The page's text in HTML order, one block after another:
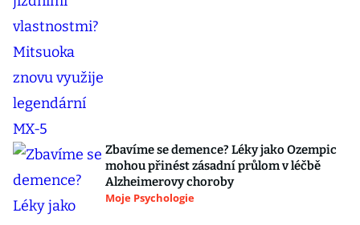
Zbavíme se demence? Léky jako Ozempic
mohou přinést zásadní průlom v léčbě
Alzheimerovy choroby
Moje Psychologie